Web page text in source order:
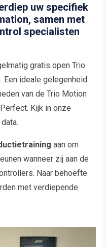
uw specifiek
samen met
specialisten
gratis open Trio
Een ideale gelegenheid
van de Trio Motion
Perfect. Kijk in onze
aan om
wanneer zij aan de
Naar behoefte
met verdiepende